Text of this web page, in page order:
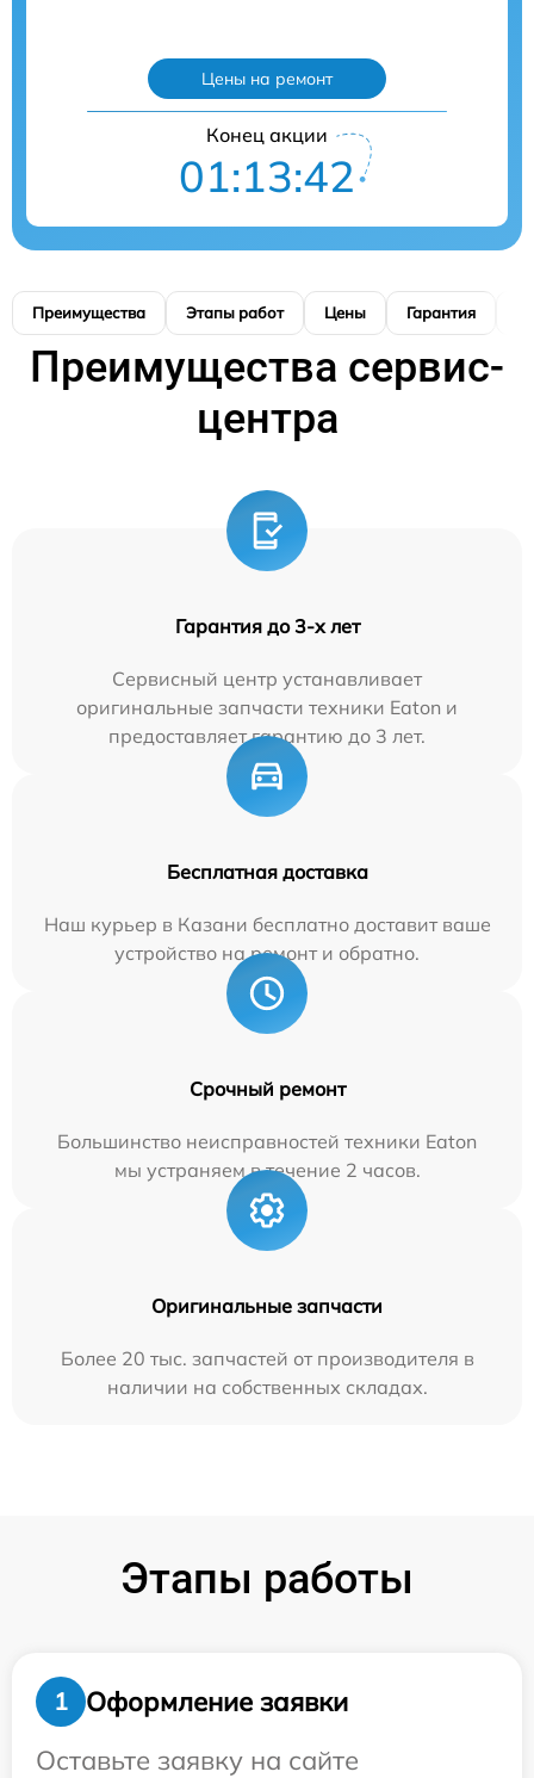
Цены на ремонт
Конец акции
01:13:41
Преимущества Этапы работ Цены Гарантия
Преимущества сервис-
центра
Гарантия до 3-х лет
Сервисный центр устанавливает
оригинальные запчасти техники Eaton и
предоставляет гарантию до 3 лет.
Бесплатная доставка
Наш курьер в Казани бесплатно доставит ваше
устройство на ремонт и обратно.
Срочный ремонт
Большинство неисправностей техники Eaton
мы устраняем в течение 2 часов.
Оригинальные запчасти
Более 20 тыс. запчастей от производителя в
наличии на собственных складах.
Этапы работы
1
Оформление заявки
Оставьте заявку на сайте